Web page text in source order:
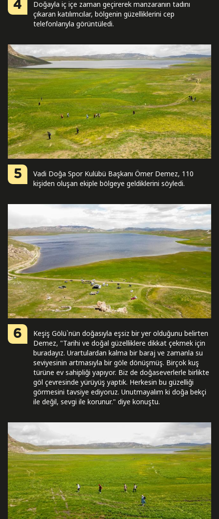
4
Doğayla iç içe zaman geçirerek manzaranın tadını
çıkaran katılımcılar, bölgenin güzelliklerini cep
telefonlarıyla görüntüledi.
5
Vadi Doğa Spor Kulübü Başkanı Ömer Demez, 110
kişiden oluşan ekiple bölgeye geldiklerini söyledi.
6
Keşiş Gölü`nün doğasıyla eşsiz bir yer olduğunu belirten
Demez, "Tarihi ve doğal güzelliklere dikkat çekmek için
buradayız. Urartulardan kalma bir baraj ve zamanla su
seviyesinin artmasıyla bir göle dönüşmüş. Birçok kuş
türüne ev sahipliği yapıyor. Biz de doğaseverlerle birlikte
göl çevresinde yürüyüş yaptık. Herkesin bu güzelliği
görmesini tavsiye ediyoruz. Unutmayalım ki doğa bekçi
ile değil, sevgi ile korunur." diye konuştu.